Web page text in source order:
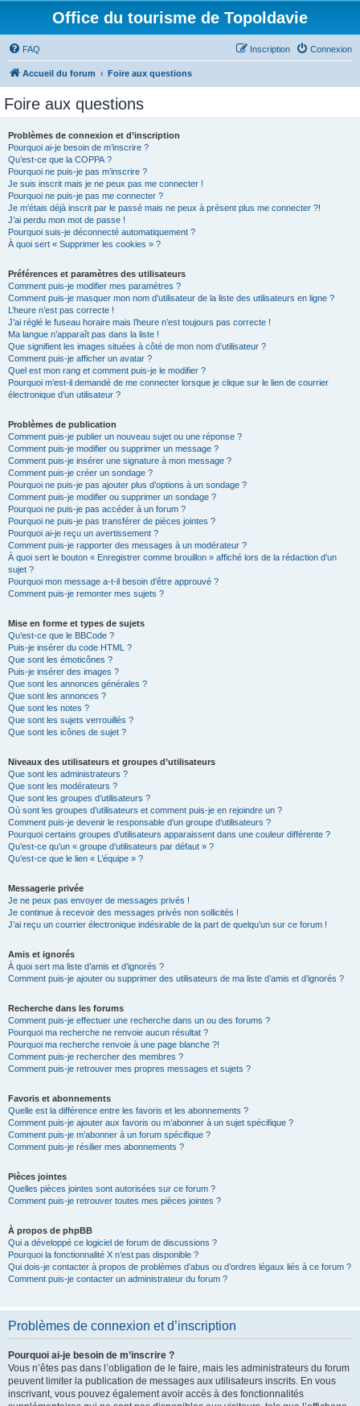
Office du tourisme de Topoldavie
FAQ Connexion
Inscription
Accueil du forum Foire aux questions
Foire aux questions
Problèmes de connexion et d’inscription
Pourquoi ai-je besoin de m’inscrire ?
Qu’est-ce que la COPPA ?
Pourquoi ne puis-je pas m’inscrire ?
Je suis inscrit mais je ne peux pas me connecter !
Pourquoi ne puis-je pas me connecter ?
Je m’étais déjà inscrit par le passé mais ne peux à présent plus me connecter ?!
J’ai perdu mon mot de passe !
Pourquoi suis-je déconnecté automatiquement ?
À quoi sert « Supprimer les cookies » ?
Préférences et paramètres des utilisateurs
Comment puis-je modifier mes paramètres ?
Comment puis-je masquer mon nom d’utilisateur de la liste des utilisateurs en ligne ?
L’heure n’est pas correcte !
J’ai réglé le fuseau horaire mais l’heure n’est toujours pas correcte !
Ma langue n’apparaît pas dans la liste !
Que signifient les images situées à côté de mon nom d’utilisateur ?
Comment puis-je afficher un avatar ?
Quel est mon rang et comment puis-je le modifier ?
Pourquoi m’est-il demandé de me connecter lorsque je clique sur le lien de courrier
électronique d’un utilisateur ?
Problèmes de publication
Comment puis-je publier un nouveau sujet ou une réponse ?
Comment puis-je modifier ou supprimer un message ?
Comment puis-je insérer une signature à mon message ?
Comment puis-je créer un sondage ?
Pourquoi ne puis-je pas ajouter plus d’options à un sondage ?
Comment puis-je modifier ou supprimer un sondage ?
Pourquoi ne puis-je pas accéder à un forum ?
Pourquoi ne puis-je pas transférer de pièces jointes ?
Pourquoi ai-je reçu un avertissement ?
Comment puis-je rapporter des messages à un modérateur ?
À quoi sert le bouton « Enregistrer comme brouillon » affiché lors de la rédaction d’un
sujet ?
Pourquoi mon message a-t-il besoin d’être approuvé ?
Comment puis-je remonter mes sujets ?
Mise en forme et types de sujets
Qu’est-ce que le BBCode ?
Puis-je insérer du code HTML ?
Que sont les émoticônes ?
Puis-je insérer des images ?
Que sont les annonces générales ?
Que sont les annonces ?
Que sont les notes ?
Que sont les sujets verrouillés ?
Que sont les icônes de sujet ?
Niveaux des utilisateurs et groupes d’utilisateurs
Que sont les administrateurs ?
Que sont les modérateurs ?
Que sont les groupes d’utilisateurs ?
Où sont les groupes d’utilisateurs et comment puis-je en rejoindre un ?
Comment puis-je devenir le responsable d’un groupe d’utilisateurs ?
Pourquoi certains groupes d’utilisateurs apparaissent dans une couleur différente ?
Qu’est-ce qu’un « groupe d’utilisateurs par défaut » ?
Qu’est-ce que le lien « L’équipe » ?
Messagerie privée
Je ne peux pas envoyer de messages privés !
Je continue à recevoir des messages privés non sollicités !
J’ai reçu un courrier électronique indésirable de la part de quelqu’un sur ce forum !
Amis et ignorés
À quoi sert ma liste d’amis et d’ignorés ?
Comment puis-je ajouter ou supprimer des utilisateurs de ma liste d’amis et d’ignorés ?
Recherche dans les forums
Comment puis-je effectuer une recherche dans un ou des forums ?
Pourquoi ma recherche ne renvoie aucun résultat ?
Pourquoi ma recherche renvoie à une page blanche ?!
Comment puis-je rechercher des membres ?
Comment puis-je retrouver mes propres messages et sujets ?
Favoris et abonnements
Quelle est la différence entre les favoris et les abonnements ?
Comment puis-je ajouter aux favoris ou m’abonner à un sujet spécifique ?
Comment puis-je m’abonner à un forum spécifique ?
Comment puis-je résilier mes abonnements ?
Pièces jointes
Quelles pièces jointes sont autorisées sur ce forum ?
Comment puis-je retrouver toutes mes pièces jointes ?
À propos de phpBB
Qui a développé ce logiciel de forum de discussions ?
Pourquoi la fonctionnalité X n’est pas disponible ?
Qui dois-je contacter à propos de problèmes d’abus ou d’ordres légaux liés à ce forum ?
Comment puis-je contacter un administrateur du forum ?
Problèmes de connexion et d’inscription
Pourquoi ai-je besoin de m’inscrire ?
Vous n’êtes pas dans l’obligation de le faire, mais les administrateurs du forum
peuvent limiter la publication de messages aux utilisateurs inscrits. En vous
inscrivant, vous pouvez également avoir accès à des fonctionnalités